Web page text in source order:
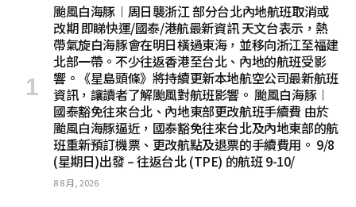
颱風白海豚︱周日襲浙江 部分台北內地航班取消或
改期 即睇快運/國泰/港航最新資訊 天文台表示，熱
帶氣旋白海豚會在明日橫過東海，並移向浙江至福建
北部一帶。不少往返香港至台北、內地的航班受影
響。《星島頭條》將持續更新本地航空公司最新航班
資訊，讓讀者了解颱風對航班影響。 颱風白海豚︱
國泰豁免往來台北、內地東部更改航班手續費 由於
颱風白海豚逼近，國泰豁免往來台北及內地東部的航
班重新預訂機票、更改航點及退票的手續費用。 9/8
(星期日)出發 – 往返台北 (TPE) 的航班 9-10/
8 8 月, 2026